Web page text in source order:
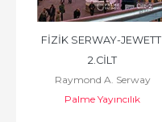
FİZİK SERWAY-JEWETT
2.CİLT
Raymond A. Serway
Palme Yayıncılık